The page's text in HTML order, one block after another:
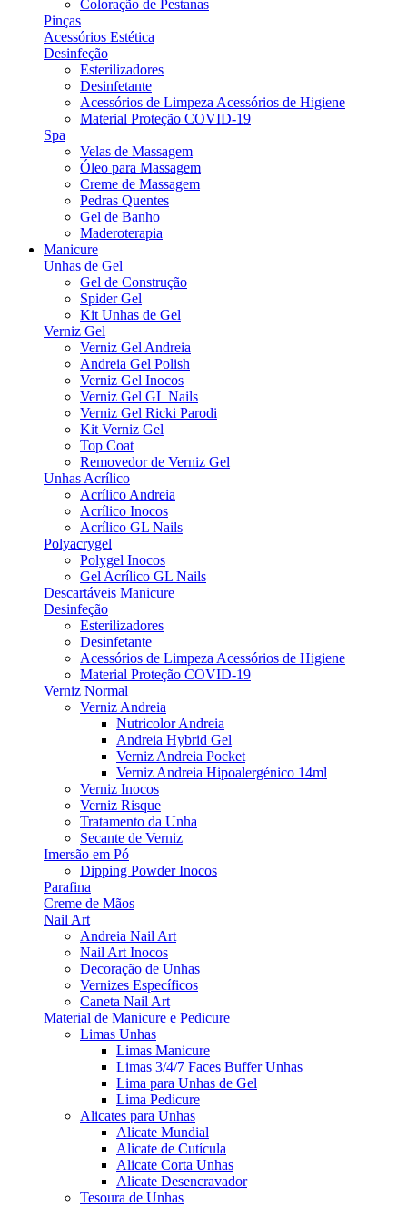
Coloração de Pestanas
Pinças
Acessórios Estética
Desinfeção
Esterilizadores
Desinfetante
Acessórios de Limpeza Acessórios de Higiene
Material Proteção COVID-19
Spa
Velas de Massagem
Óleo para Massagem
Creme de Massagem
Pedras Quentes
Gel de Banho
Maderoterapia
Manicure
Unhas de Gel
Gel de Construção
Spider Gel
Kit Unhas de Gel
Verniz Gel
Verniz Gel Andreia
Andreia Gel Polish
Verniz Gel Inocos
Verniz Gel GL Nails
Verniz Gel Ricki Parodi
Kit Verniz Gel
Top Coat
Removedor de Verniz Gel
Unhas Acrílico
Acrílico Andreia
Acrílico Inocos
Acrílico GL Nails
Polyacrygel
Polygel Inocos
Gel Acrílico GL Nails
Descartáveis Manicure
Desinfeção
Esterilizadores
Desinfetante
Acessórios de Limpeza Acessórios de Higiene
Material Proteção COVID-19
Verniz Normal
Verniz Andreia
Nutricolor Andreia
Andreia Hybrid Gel
Verniz Andreia Pocket
Verniz Andreia Hipoalergénico 14ml
Verniz Inocos
Verniz Risque
Tratamento da Unha
Secante de Verniz
Imersão em Pó
Dipping Powder Inocos
Parafina
Creme de Mãos
Nail Art
Andreia Nail Art
Nail Art Inocos
Decoração de Unhas
Vernizes Específicos
Caneta Nail Art
Material de Manicure e Pedicure
Limas Unhas
Limas Manicure
Limas 3/4/7 Faces Buffer Unhas
Lima para Unhas de Gel
Lima Pedicure
Alicates para Unhas
Alicate Mundial
Alicate de Cutícula
Alicate Corta Unhas
Alicate Desencravador
Tesoura de Unhas